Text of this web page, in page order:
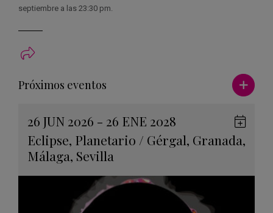
septiembre a las 23:30 pm.
Próximos eventos Ver más
26 JUN 2026 - 26 ENE 2028
Eclipse, Planetario / Gérgal, Granada,
Málaga, Sevilla
en